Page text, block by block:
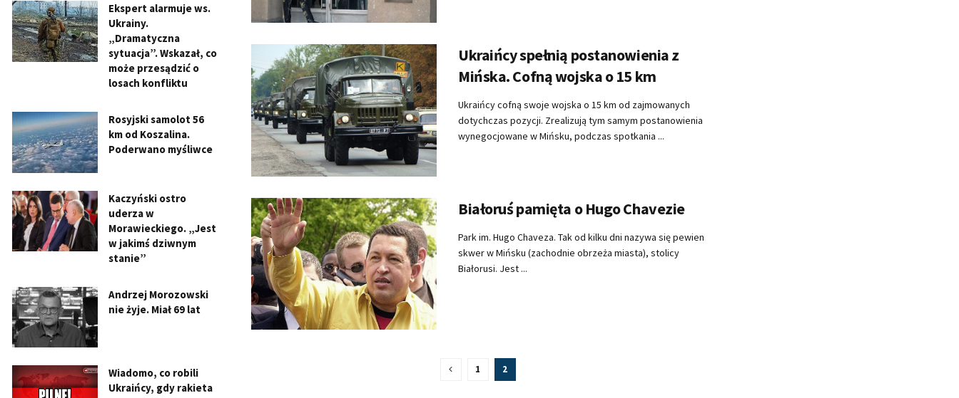
Ukraińcy spełnią postanowienia z
Mińska. Cofną wojska o 15 km
Ukraińcy cofną swoje wojska o 15 km od zajmowanych
dotychczas pozycji. Zrealizują tym samym postanowienia
wynegocjowane w Mińsku, podczas spotkania ...
Białoruś pamięta o Hugo Chavezie
Park im. Hugo Chaveza. Tak od kilku dni nazywa się pewien
skwer w Mińsku (zachodnie obrzeża miasta), stolicy
Białorusi. Jest ...
1 2
Ekspert alarmuje ws.
Ukrainy.
„Dramatyczna
sytuacja”. Wskazał, co
może przesądzić o
losach konfliktu
Rosyjski samolot 56
km od Koszalina.
Poderwano myśliwce
Kaczyński ostro
uderza w
Morawieckiego. „Jest
w jakimś dziwnym
stanie”
Andrzej Morozowski
nie żyje. Miał 69 lat
Wiadomo, co robili
Ukraińcy, gdy rakieta